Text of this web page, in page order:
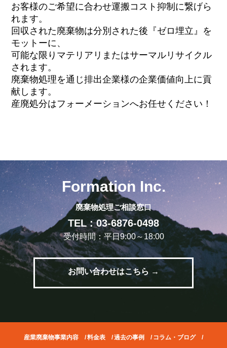
お客様のご希望に合わせ運搬コスト抑制に繋げら
れます。
回収された廃棄物は分別された後『ゼロ埋立』を
モットーに、
可能な限りマテリアリまたはサーマルリサイクル
されます。
廃棄物処理を通じ排出企業様の企業価値向上に貢
献します。
産廃処分はフォーメーションへお任せください！
Formation Inc.
廃棄物処理ご相談窓口
TEL : 03-6876-0498
受付時間：平日9:00～18:00
お問い合わせはこちら →
産業廃棄物事業内容/料金表/過去の事例 / コラム・ブログ/